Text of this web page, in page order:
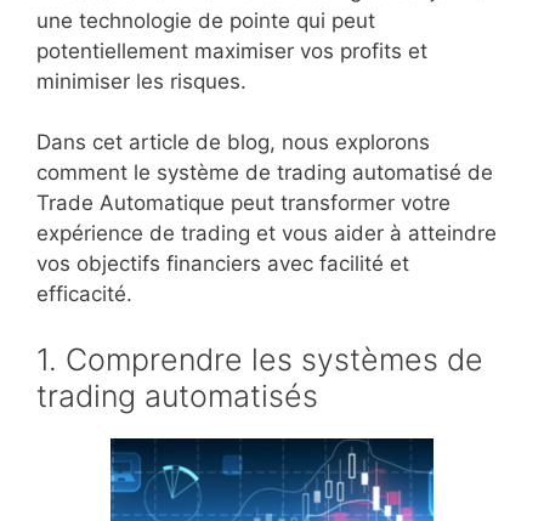
une technologie de pointe qui peut
potentiellement maximiser vos profits et
minimiser les risques.
Dans cet article de blog, nous explorons
comment le système de trading automatisé de
Trade Automatique peut transformer votre
expérience de trading et vous aider à atteindre
vos objectifs financiers avec facilité et
efficacité.
1. Comprendre les systèmes de
trading automatisés